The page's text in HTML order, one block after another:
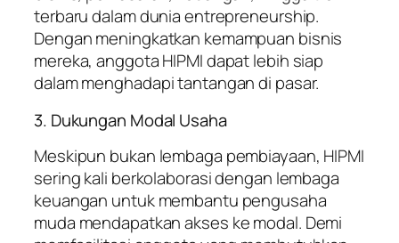
terbaru dalam dunia entrepreneurship.
Dengan meningkatkan kemampuan bisnis
mereka, anggota HIPMI dapat lebih siap
dalam menghadapi tantangan di pasar.
3. Dukungan Modal Usaha
Meskipun bukan lembaga pembiayaan, HIPMI
sering kali berkolaborasi dengan lembaga
keuangan untuk membantu pengusaha
muda mendapatkan akses ke modal. Demi